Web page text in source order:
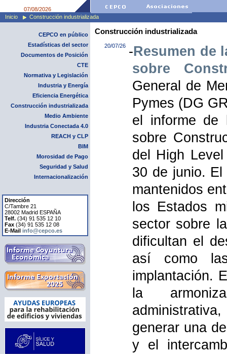
07/08/2026
Inicio
Construcción industrializada
CEPCO en público
Estadísticas del sector
Documentos de Posición
CTE
Normativa y Legislación
Industria y Energía
Eficiencia Energética
Construcción industrializada
Medio Ambiente
Industria Conectada 4.0
REACH y CLP
BIM
Morosidad de Pago
Seguridad y Salud
Internacionalización
Dirección
C/Tambre 21
28002 Madrid ESPAÑA
Telf. (34) 91 535 12 10
Fax (34) 91 535 12 08
E-Mail info@cepco.es
Construcción industrializada
20/07/26 -Resumen de
sobre
General de
Pymes (DG
el informe de
sobre
del High
30 de junio. El
mantenidos
los Estados
sector sobre
dificultan el
así como
implantación.
la
generar una
y el